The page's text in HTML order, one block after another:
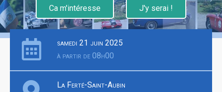
Ca m'intéresse J'y serai !
samedi 21 juin 2025
à partir de 08h00
La Ferté-Saint-Aubin